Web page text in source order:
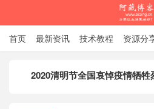
首页 最新资讯 技术教程 资源分
2020清明节全国哀悼疫情牺